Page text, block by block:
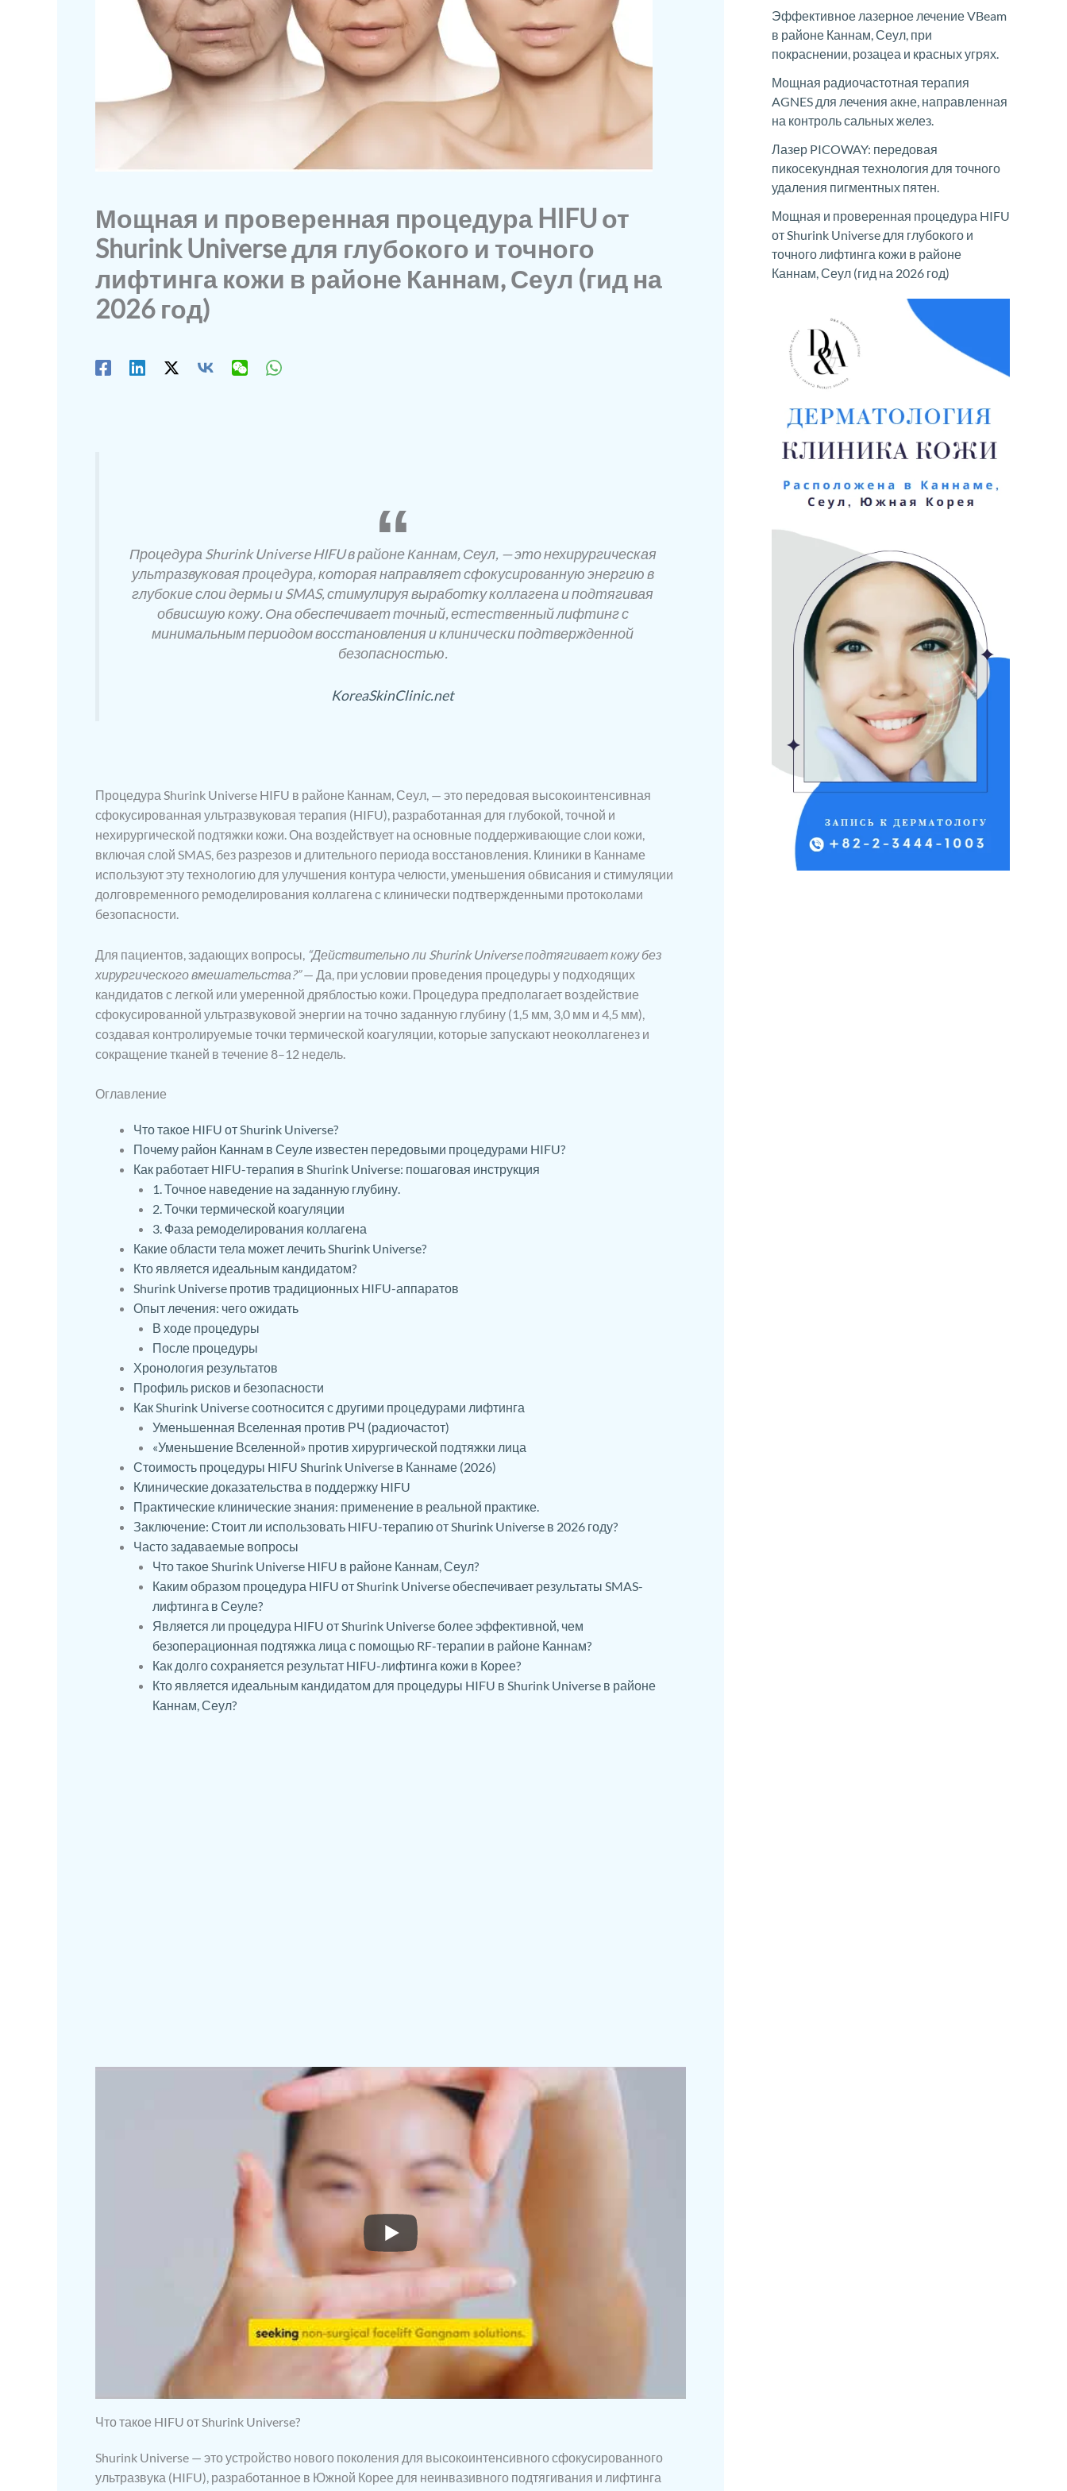
Мощная и проверенная процедура HIFU от
Shurink Universe для глубокого и точного
лифтинга кожи в районе Каннам, Сеул (гид на
2026 год)
Процедура Shurink Universe HIFU в районе Каннам, Сеул, — это нехирургическая
ультразвуковая процедура, которая направляет сфокусированную энергию в
глубокие слои дермы и SMAS, стимулируя выработку коллагена и подтягивая
обвисшую кожу. Она обеспечивает точный, естественный лифтинг с
минимальным периодом восстановления и клинически подтвержденной
безопасностью.
KoreaSkinClinic.net
Процедура Shurink Universe HIFU в районе Каннам, Сеул, — это передовая высокоинтенсивная
сфокусированная ультразвуковая терапия (HIFU), разработанная для глубокой, точной и
нехирургической подтяжки кожи. Она воздействует на основные поддерживающие слои кожи,
включая слой SMAS, без разрезов и длительного периода восстановления. Клиники в Каннаме
используют эту технологию для улучшения контура челюсти, уменьшения обвисания и стимуляции
долговременного ремоделирования коллагена с клинически подтвержденными протоколами
безопасности.
Для пациентов, задающих вопросы, “Действительно ли Shurink Universe подтягивает кожу без
хирургического вмешательства?”— Да, при условии проведения процедуры у подходящих
кандидатов с легкой или умеренной дряблостью кожи. Процедура предполагает воздействие
сфокусированной ультразвуковой энергии на точно заданную глубину (1,5 мм, 3,0 мм и 4,5 мм),
создавая контролируемые точки термической коагуляции, которые запускают неоколлагенез и
сокращение тканей в течение 8–12 недель.
Оглавление
Что такое HIFU от Shurink Universe?
Почему район Каннам в Сеуле известен передовыми процедурами HIFU?
Как работает HIFU-терапия в Shurink Universe: пошаговая инструкция
1. Точное наведение на заданную глубину.
2. Точки термической коагуляции
3. Фаза ремоделирования коллагена
Какие области тела может лечить Shurink Universe?
Кто является идеальным кандидатом?
Shurink Universe против традиционных HIFU-аппаратов
Опыт лечения: чего ожидать
В ходе процедуры
После процедуры
Хронология результатов
Профиль рисков и безопасности
Как Shurink Universe соотносится с другими процедурами лифтинга
Уменьшенная Вселенная против РЧ (радиочастот)
«Уменьшение Вселенной» против хирургической подтяжки лица
Стоимость процедуры HIFU Shurink Universe в Каннаме (2026)
Клинические доказательства в поддержку HIFU
Практические клинические знания: применение в реальной практике.
Заключение: Стоит ли использовать HIFU-терапию от Shurink Universe в 2026 году?
Часто задаваемые вопросы
Что такое Shurink Universe HIFU в районе Каннам, Сеул?
Каким образом процедура HIFU от Shurink Universe обеспечивает результаты SMAS-
лифтинга в Сеуле?
Является ли процедура HIFU от Shurink Universe более эффективной, чем
безоперационная подтяжка лица с помощью RF-терапии в районе Каннам?
Как долго сохраняется результат HIFU-лифтинга кожи в Корее?
Кто является идеальным кандидатом для процедуры HIFU в Shurink Universe в районе
Каннам, Сеул?
Что такое HIFU от Shurink Universe?
Shurink Universe — это устройство нового поколения для высокоинтенсивного сфокусированного
ультразвука (HIFU), разработанное в Южной Корее для неинвазивного подтягивания и лифтинга
Эффективное лазерное лечение VBeam
в районе Каннам, Сеул, при
покраснении, розацеа и красных угрях.
Мощная радиочастотная терапия
AGNES для лечения акне, направленная
на контроль сальных желез.
Лазер PICOWAY: передовая
пикосекундная технология для точного
удаления пигментных пятен.
Мощная и проверенная процедура HIFU
от Shurink Universe для глубокого и
точного лифтинга кожи в районе
Каннам, Сеул (гид на 2026 год)